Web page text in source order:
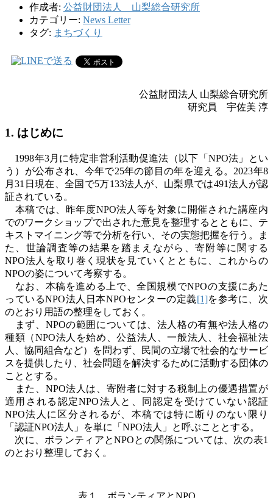
作成者: 公益財団法人 山梨総合研究所
カテゴリー: News Letter
タグ: まちづくり
公益財団法人 山梨総合研究所
研究員 宇佐美 淳
1. はじめに
1998年3月に特定非営利活動促進法（以下「 NPO法」とい
う）が公布され、今年で25年の節目の年を迎える。 2023年8
月31 日現在、全国で5万133法人が、山梨県では491法人が認
証されている。
本稿では、昨年度NPO法人等を対象に開催された講座内
でのワークショップで出された意見を整理するとともに、テ
キストマイニング等で分析を行い、その実態把握を行う。ま
た、世論調査等の結果を踏まえながら、寄附等に関する
NPO法人を取り巻く現状を見ていくとともに、これからの
NPOの姿について考察する。
なお、本稿を進める上で、全国規模でNPOの支援にあた
っているNPO法人日本NPOセンターの定義[1]を参考に、次
のとおり用語の整理をしておく。
まず、 NPOの範囲については、法人格の有無や法人格の
種類（NPO法人を始め、公益法人、一般法人、社会福祉法
人、協同組合など）を問わず、民間の立場で社会的なサービ
スを提供したり、社会問題を解決するために活動する団体の
こととする。
また、 NPO法人は、寄附者に対する税制上の優遇措置が
適用される認定NPO法人と、同認定を受けていない認証
NPO法人に区分されるが、本稿では特に断りのない限り
「認証NPO法人」を単に「 NPO法人」と呼ぶこととする。
次に、ボランティアとNPOとの関係については、次の表1
のとおり整理しておく。